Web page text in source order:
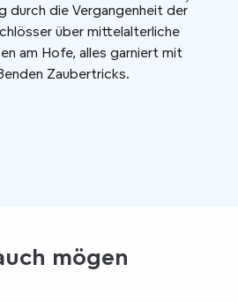
durch die Vergangenheit der
über mittelalterliche
am Hofe, alles garniert mit
Zaubertricks.
mögen